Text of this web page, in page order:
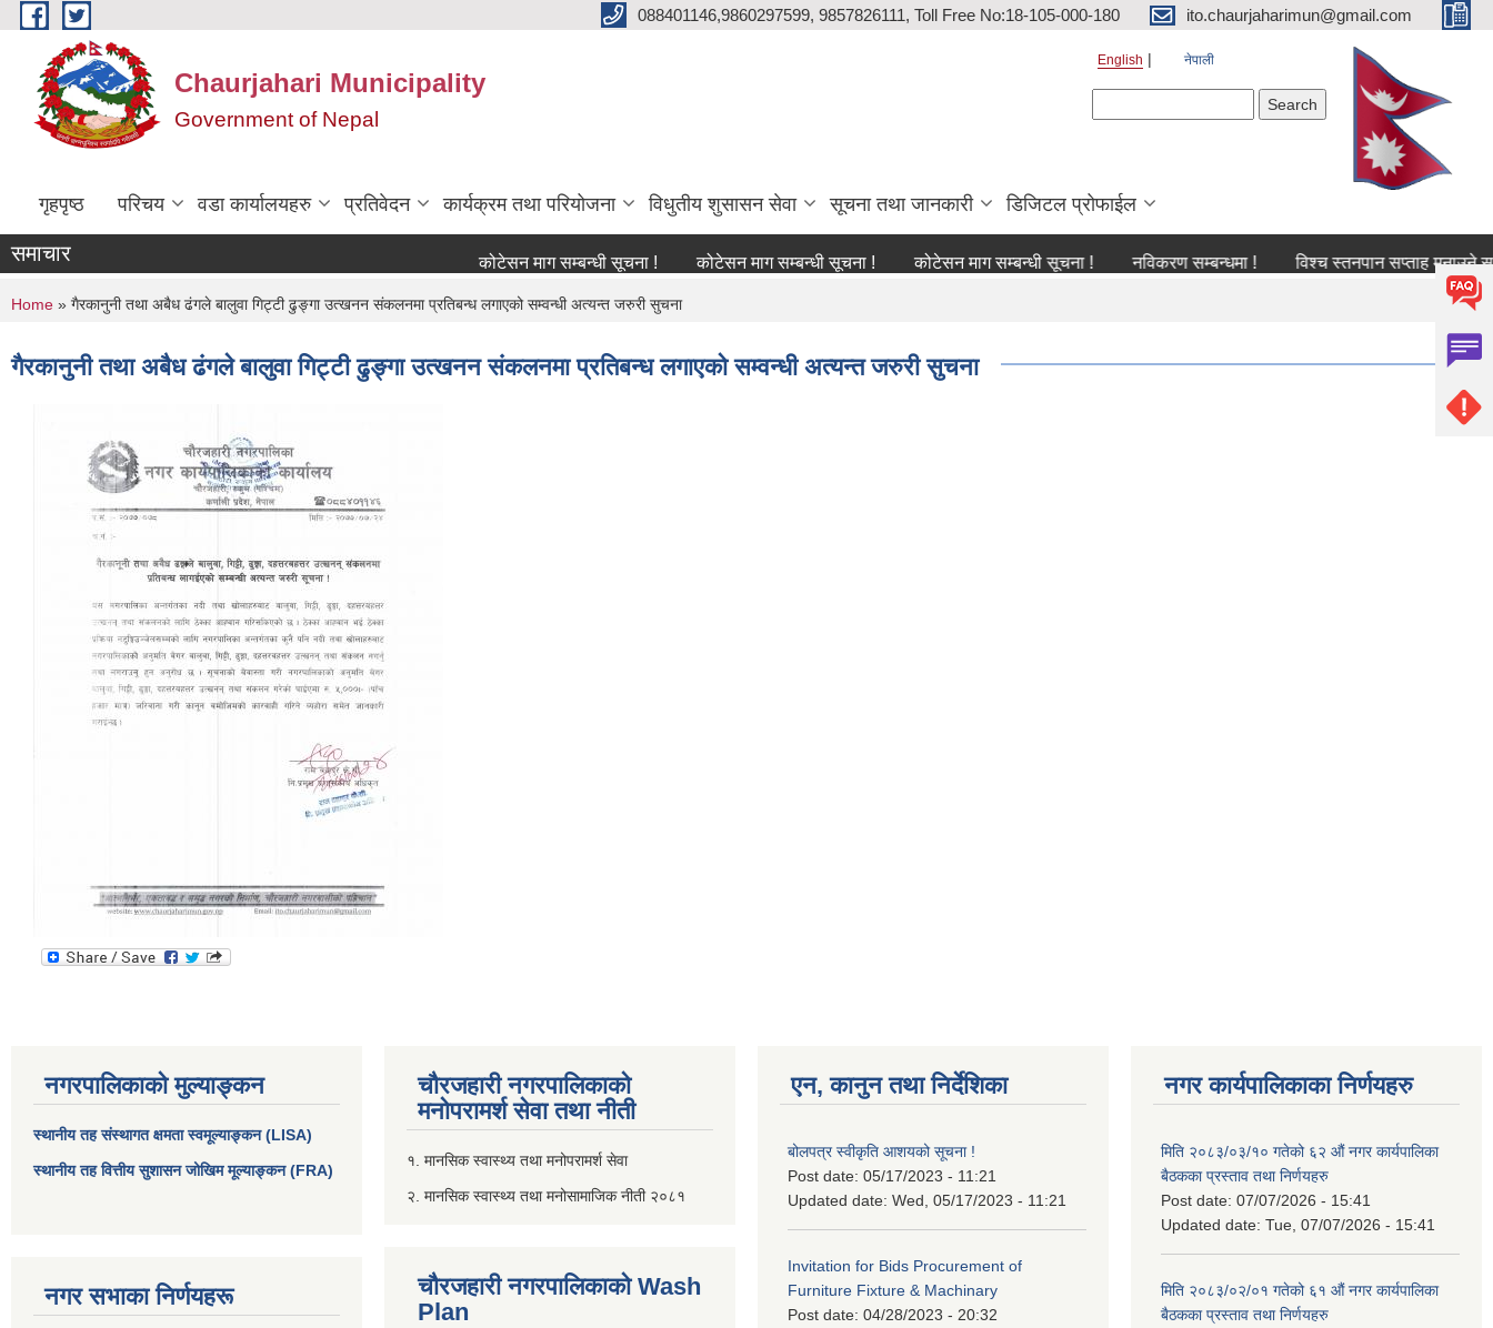
Skip to main content 088401146,9860297599, 9857826111, Toll Free No:18-105-000-180 ito.chaurjaharimun@gmail.com
Chaurjahari Municipality
Government of Nepal
English नेपाली
गृहपृष्ठ परिचय वडा कार्यालयहरु प्रतिवेदन कार्यक्रम तथा परियोजना विधुतीय शुसासन सेवा सूचना तथा जानकारी डिजिटल प्रोफाईल
समाचार कोटेसन माग सम्बन्धी सूचना ! कोटेसन माग सम्बन्धी सूचना ! कोटेसन माग सम्बन्धी सूचना ! नविकरण सम्बन्धमा ! विश्च स्तनपान सप्ताह मनाउने सम्बन्धी
You are here
Home » गैरकानुनी तथा अबैध ढंगले बालुवा गिट्टी ढुङ्गा उत्खनन संकलनमा प्रतिबन्ध लगाएको सम्वन्धी अत्यन्त जरुरी सुचना
गैरकानुनी तथा अबैध ढंगले बालुवा गिट्टी ढुङ्गा उत्खनन संकलनमा प्रतिबन्ध लगाएको सम्वन्धी अत्यन्त जरुरी सुचना
नगरपालिकाको मुल्याङ्कन
स्थानीय तह संस्थागत क्षमता स्वमूल्याङ्कन (LISA)
स्थानीय तह वित्तीय सुशासन जोखिम मूल्याङ्कन (FRA)
नगर सभाका निर्णयहरू
चौरजहारी नगरपालिकाको
मनोपरामर्श सेवा तथा नीती
१. मानसिक स्वास्थ्य तथा मनोपरामर्श सेवा
२. मानसिक स्वास्थ्य तथा मनोसामाजिक नीती २०८१
चौरजहारी नगरपालिकाको Wash
Plan
एन, कानुन तथा निर्देशिका
बोलपत्र स्वीकृति आशयको सूचना !
Post date: 05/17/2023 - 11:21
Updated date: Wed, 05/17/2023 - 11:21
Invitation for Bids Procurement of
Furniture Fixture & Machinary
Post date: 04/28/2023 - 20:32
नगर कार्यपालिकाका निर्णयहरु
मिति २०८३/०३/१० गतेको ६२ औं नगर कार्यपालिका
बैठकका प्रस्ताव तथा निर्णयहरु
Post date: 07/07/2026 - 15:41
Updated date: Tue, 07/07/2026 - 15:41
मिति २०८३/०२/०१ गतेको ६१ औं नगर कार्यपालिका
बैठकका प्रस्ताव तथा निर्णयहरु